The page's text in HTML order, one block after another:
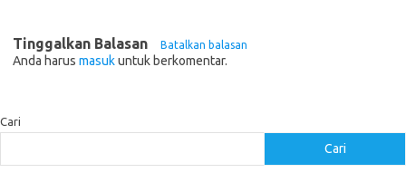
Tinggalkan Balasan Batalkan balasan
Anda harus masukuntuk berkomentar.
Cari
Cari